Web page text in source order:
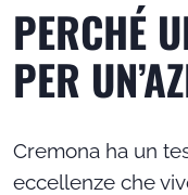
PERCHÉ
PER
Cremona ha un
eccellenze che